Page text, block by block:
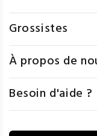
Grossistes
À propos de
Besoin d'aide ?